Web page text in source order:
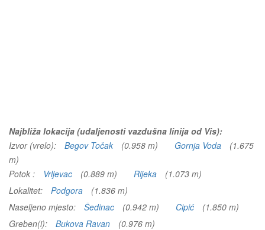
Najbliža lokacija (udaljenosti vazdušna linija od Vis):
Izvor (vrelo):
Begov Točak (0.958 m) Gornja Voda
(1.675
m)
Potok :
Vrljevac (0.889 m) Rijeka
(1.073 m)
Lokalitet:
Podgora
(1.836 m)
Naseljeno mjesto:
Šedinac (0.942 m) Cipić
(1.850 m)
Greben(i):
Bukova Ravan
(0.976 m)